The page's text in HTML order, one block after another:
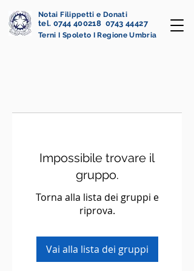
Notai Filippetti e Donati
tel. 0744 400218 0743 44427
Terni I Spoleto I Regione Umbria
Impossibile trovare il
gruppo.
Torna alla lista dei gruppi e
riprova.
Vai alla lista dei gruppi